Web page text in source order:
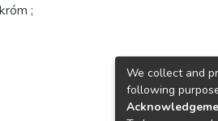
;
We collect and
following